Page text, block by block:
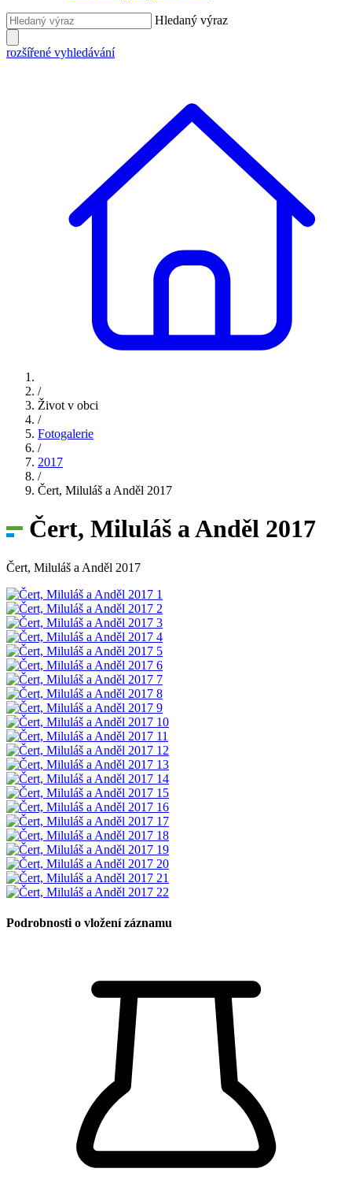
Hledaný výraz
rozšířené vyhledávání
/
Život v obci
/
Fotogalerie
/
2017
/
Čert, Miluláš a Anděl 2017
Čert, Miluláš a Anděl 2017
Čert, Miluláš a Anděl 2017
Podrobnosti o vložení záznamu